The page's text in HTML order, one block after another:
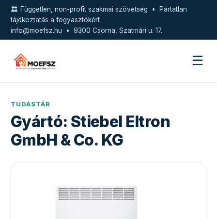
🏛️ Független, non-profit szakmai szövetség • Pártatlan
tájékoztatás a fogyasztókért
info@moefsz.hu • 9300 Csorna, Szatmári u. 17.
☰
TUDÁSTÁR
Gyártó: Stiebel Eltron
GmbH & Co. KG